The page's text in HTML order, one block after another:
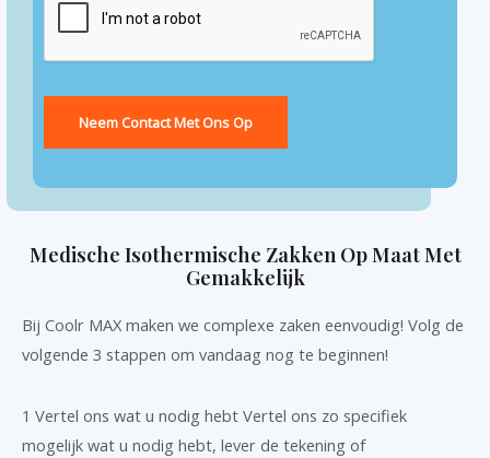
Neem Contact Met Ons Op
Medische Isothermische Zakken Op Maat Met
Gemakkelijk
Bij Coolr MAX maken we complexe zaken eenvoudig! Volg de
volgende 3 stappen om vandaag nog te beginnen!
1 Vertel ons wat u nodig hebt Vertel ons zo specifiek
mogelijk wat u nodig hebt, lever de tekening of